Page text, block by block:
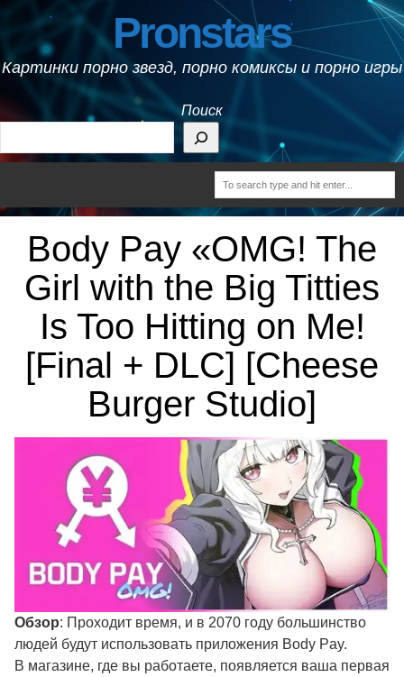
Pronstars
Картинки порно звезд, порно комиксы и порно игры
Поиск
Body Pay «OMG! The
Girl with the Big Titties
Is Too Hitting on Me!
[Final + DLC] [Cheese
Burger Studio]
Обзор: Проходит время, и в 2070 году большинство
людей будут использовать приложения Body Pay.
В магазине, где вы работаете, появляется ваша первая